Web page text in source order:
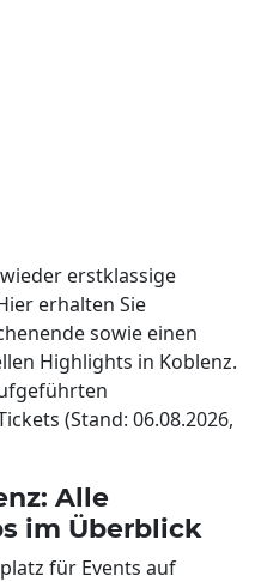
erstklassige
erhalten Sie
sowie einen
Highlights in Koblenz.
(Stand: 06.08.2026,
Alle
im Überblick
für Events auf